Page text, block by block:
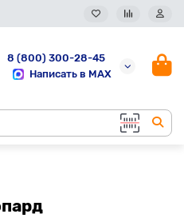
8 (800) 300-28-45
Написать в MAX